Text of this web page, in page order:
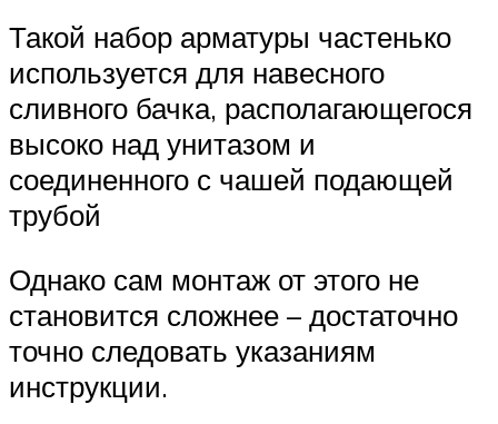
Такой набор арматуры частенько
используется для навесного
сливного бачка, располагающегося
высоко над унитазом и
соединенного с чашей подающей
трубой
Однако сам монтаж от этого не
становится сложнее – достаточно
точно следовать указаниям
инструкции.